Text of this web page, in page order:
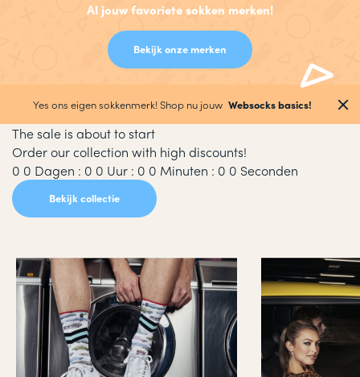
Al jouw favoriete sokken merken!
Bekijk onze merken
Yes ons eigen sokkenmerk! Shop nu jouw Websocks basics!
The sale is about to start
Order our collection with high discounts!
0 0 Dagen : 0 0 Uur : 0 0 Minuten : 0 0 Seconden
Bekijk collectie